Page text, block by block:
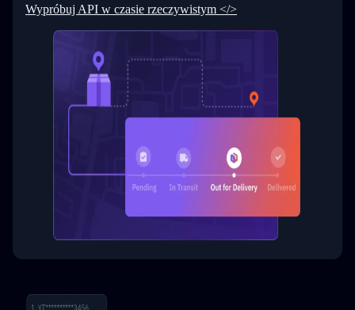
Wypróbuj API w czasie rzeczywistym </>